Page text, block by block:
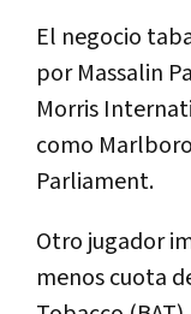
El negocio
por Massalin
Morris
como
Parliament.
Otro jugador
menos cuota